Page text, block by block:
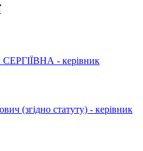
- керівник
(згідно статуту) - керівник